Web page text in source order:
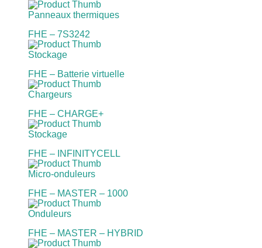
Panneaux thermiques
FHE – 7S3242
Stockage
FHE – Batterie virtuelle
Chargeurs
FHE – CHARGE+
Stockage
FHE – INFINITYCELL
Micro-onduleurs
FHE – MASTER – 1000
Onduleurs
FHE – MASTER – HYBRID